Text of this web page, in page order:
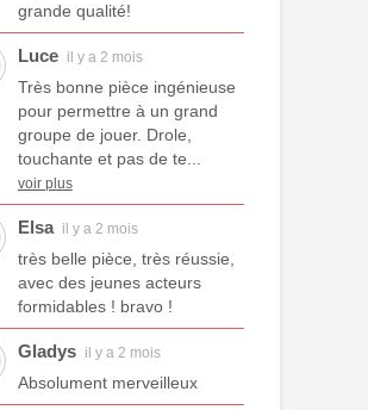
grande qualité!
Luce il y a 2 mois
Très bonne pièce ingénieuse
pour permettre à un grand
groupe de jouer. Drole,
touchante et pas de te...
voir plus
Elsa il y a 2 mois
très belle pièce, très réussie,
avec des jeunes acteurs
formidables ! bravo !
Gladys il y a 2 mois
Absolument merveilleux